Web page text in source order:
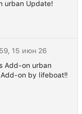
urban Update!
15 июн 26
Add-on urban
on by lifeboat‼️